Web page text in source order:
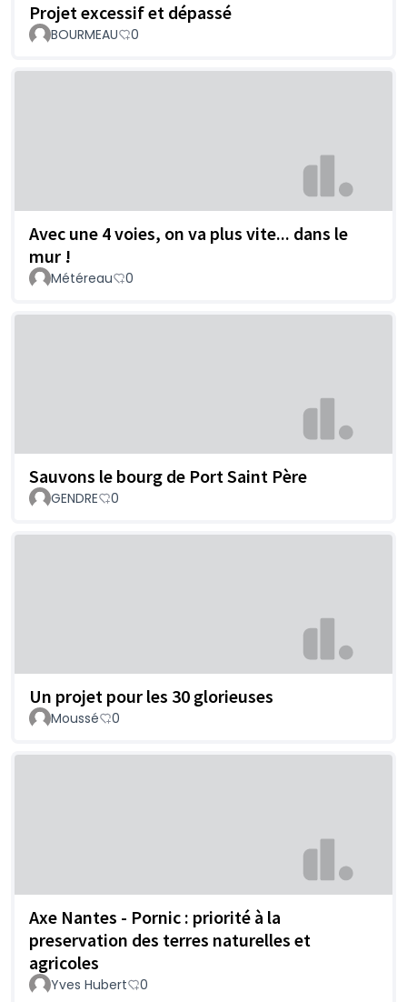
Projet excessif et dépassé
BOURMEAU 0
Avec une 4 voies, on va plus vite... dans le
mur !
Météreau 0
Sauvons le bourg de Port Saint Père
GENDRE 0
Un projet pour les 30 glorieuses
Moussé 0
Axe Nantes - Pornic : priorité à la
preservation des terres naturelles et
agricoles
Yves Hubert 0